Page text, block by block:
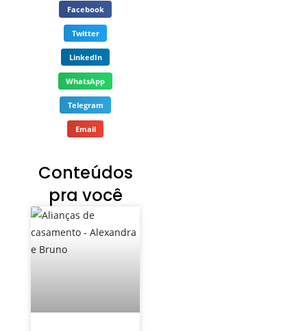
Facebook
Twitter
LinkedIn
WhatsApp
Telegram
Email
Conteúdos
pra você